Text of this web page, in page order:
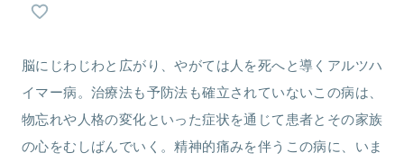
脳にじわじわと広がり、やがては人を死へと導くアルツハ
イマー病。治療法も予防法も確立されていないこの病は、
物忘れや人格の変化といった症状を通じて患者とその家族
の心をむしばんでいく。精神的痛みを伴うこの病に、いま